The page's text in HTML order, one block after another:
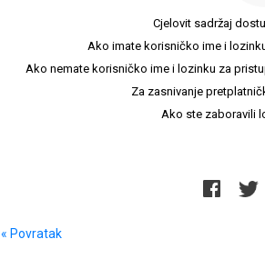
Cjelovit sadržaj
Ako imate korisničko ime i
Ako nemate korisničko ime i lozinku za
Za zasnivanje
Ako ste zaboravili
« Povratak